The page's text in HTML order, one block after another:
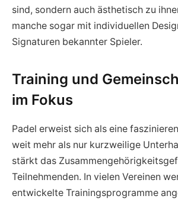
sind, sondern auch ästhetisch zu
manche sogar mit individuellen
Signaturen bekannter Spieler.
Training und
im Fokus
Padel erweist sich als eine
weit mehr als nur kurzweilige
stärkt das
Teilnehmenden. In vielen Vereinen
entwickelte Trainingsprogramme